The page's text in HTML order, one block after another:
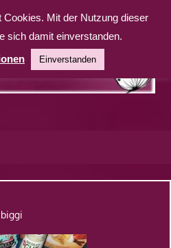
biggi
Mit der Nutzung dieser
sich damit einverstanden.
Einverstanden